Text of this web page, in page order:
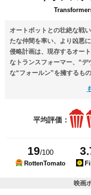
オートボットとの壮絶な戦
たな仲間を率い、より凶悪
侵略計画は、現存するオー
なトランスフォーマー、“
な“フォールン”を擁するも
平均評価：
19/100
RottenTomato
映画